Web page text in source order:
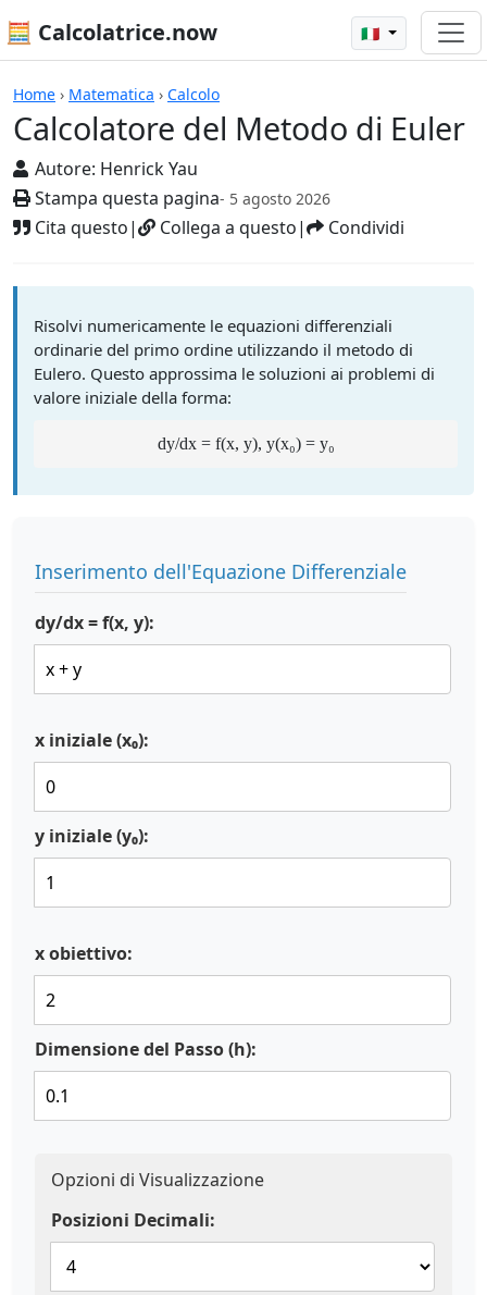
🧮 Calcolatrice.now 🇮🇹
Home › Matematica › Calcolo
Calcolatore del Metodo di Euler
Autore: Henrick Yau
Stampa questa pagina- 5 agosto 2026
Cita questo| Collega a questo| Condividi
Calcolatrici
Risolvi numericamente le equazioni differenziali
ordinarie del primo ordine utilizzando il metodo di
Eulero. Questo approssima le soluzioni ai problemi di
valore iniziale della forma:
dy/dx = f(x, y), y(x₀) = y₀
Inserimento dell'Equazione Differenziale
dy/dx = f(x, y):
x iniziale (x₀):
y iniziale (y₀):
x obiettivo:
Dimensione del Passo (h):
Opzioni di Visualizzazione
Posizioni Decimali: